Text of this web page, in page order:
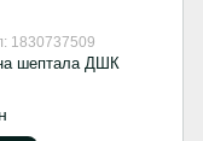
1830737509
шептала ДШК